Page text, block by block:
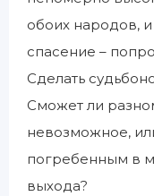
обоих народов,
спасение –
Сделать
Сможет ли
невозможное,
погребенным в
выхода?